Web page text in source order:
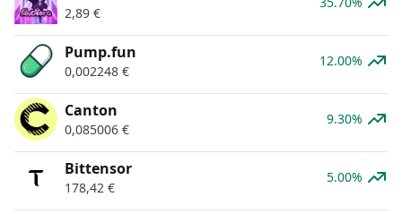
2,89 €
Pump.fun
0,002248 €
12.00%
Canton
0,085006 €
9.30%
Bittensor
178,42 €
5.00%